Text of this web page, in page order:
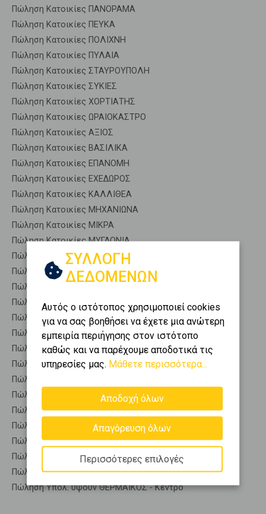
Πώληση Κατοικίες ΠΑΝΟΡΑΜΑ
Πώληση Κατοικίες ΠΕΥΚΑ
Πώληση Κατοικίες ΠΟΛΙΧΝΗ
Πώληση Κατοικίες ΠΥΛΑΙΑ
Πώληση Κατοικίες ΣΤΑΥΡΟΥΠΟΛΗ
Πώληση Κατοικίες ΣΥΚΙΕΣ
Πώληση Κατοικίες ΧΟΡΤΙΑΤΗΣ
Πώληση Κατοικίες ΩΡΑΙΟΚΑΣΤΡΟ
Πώληση Κατοικίες ΑΞΙΟΣ
Πώληση Κατοικίες ΒΑΣΙΛΙΚΑ
Πώληση Κατοικίες ΕΠΑΝΟΜΗ
Πώληση Κατοικίες ΕΧΕΔΩΡΟΣ
Πώληση Κατοικίες ΚΑΛΛΙΘΕΑ
Πώληση Κατοικίες ΜΗΧΑΝΙΩΝΑ
Πώληση Κατοικίες ΜΙΚΡΑ
Πώληση Κατοικίες ΜΥΓΔΟΝΙΑ
Πώληση Κατοικίες ΧΑΛΑΣΤΡΑ
Πώληση Αποθήκες ΘΕΡΜΑΪΚΟΣ - Κέντρο
Πώληση Γκαρσονιέρες ΘΕΡΜΑΪΚΟΣ - Κέντρο
Πώληση Διαμερίσματα ΘΕΡΜΑΪΚΟΣ - Κέντρο
Πώληση Κτίρια ΘΕΡΜΑΪΚΟΣ - Κέντρο
Πώληση Μεζονέτες (ανεξάρτητη) ΘΕΡΜΑΪΚΟΣ - Κέντρο
Πώληση Μεζονέτες (εφαπτόμενη) ΘΕΡΜΑΪΚΟΣ - Κέντρο
Πώληση Μονοκατοικίες ΘΕΡΜΑΪΚΟΣ - Κέντρο
Πώληση Οικίες ΘΕΡΜΑΪΚΟΣ - Κέντρο
Πώληση Οροφοδιαμερίσματα ΘΕΡΜΑΪΚΟΣ - Κέντρο
Πώληση Οροφομεζονέτες ΘΕΡΜΑΪΚΟΣ - Κέντρο
Πώληση Ρετιρέ ΘΕΡΜΑΪΚΟΣ - Κέντρο
Πώληση Συγκροτήματα κατοικιών ΘΕΡΜΑΪΚΟΣ - Κέντρο
Πώληση Υπόγεια ΘΕΡΜΑΪΚΟΣ - Κέντρο
Πώληση Υπόσκαφα ΘΕΡΜΑΪΚΟΣ - Κέντρο
Πώληση Υπολ. υψουν ΘΕΡΜΑΪΚΟΣ - Κέντρο
ΣΥΛΛΟΓΗ
ΔΕΔΟΜΕΝΩΝ
Αυτός ο ιστότοπος χρησιμοποιεί cookies
για να σας βοηθήσει να έχετε μια ανώτερη
εμπειρία περιήγησης στον ιστότοπο
καθώς και να παρέχουμε αποδοτικά τις
υπηρεσίες μας. Μάθετε περισσότερα...
Αποδοχή όλων
Απαγόρευση όλων
Περισσότερες επιλογές